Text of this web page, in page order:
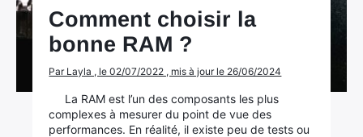
Comment choisir la
bonne RAM ?
Par Layla , le 02/07/2022 , mis à jour le 26/06/2024
La RAM est l’un des composants les plus
complexes à mesurer du point de vue des
performances. En réalité, il existe peu de tests ou